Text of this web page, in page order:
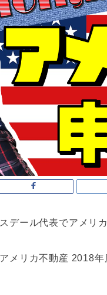
デール代表でアメリ
メリカ不動産 2018年